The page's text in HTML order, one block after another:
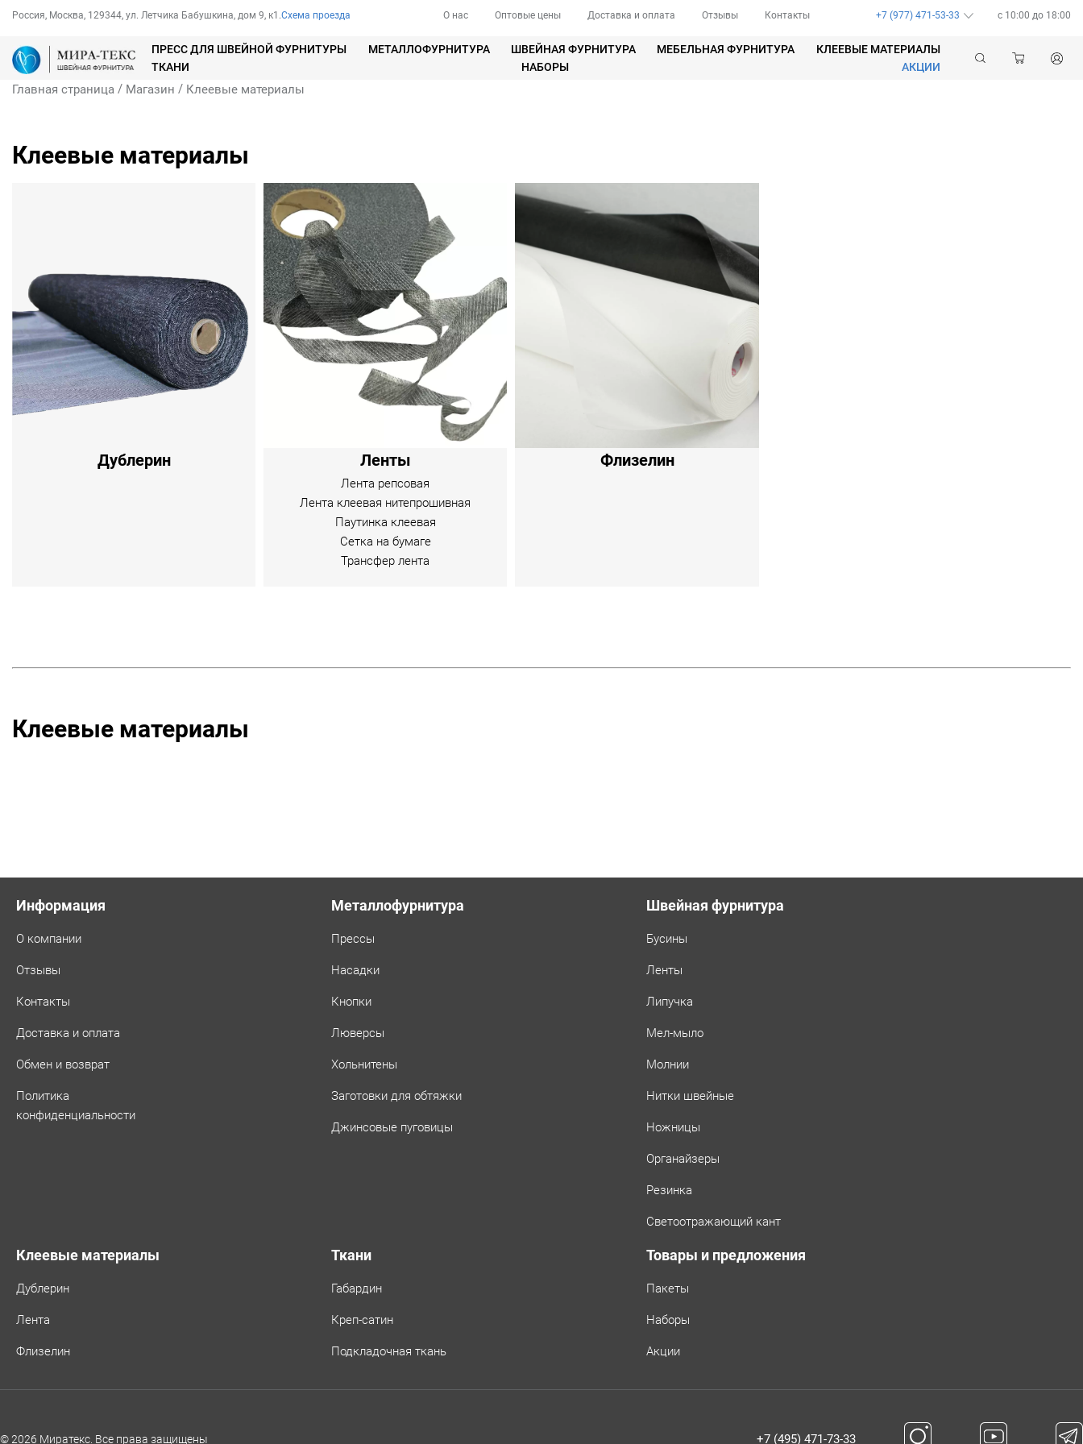
Россия, Москва, 129344, ул. Летчика Бабушкина, дом 9, к1.Схема проезда О нас Оптовые цены Доставка и оплата Отзывы Контакты +7 (977) 471-53-33 c 10:00 до 18:00
ПРЕСС ДЛЯ ШВЕЙНОЙ ФУРНИТУРЫ МЕТАЛЛОФУРНИТУРА ШВЕЙНАЯ ФУРНИТУРА МЕБЕЛЬНАЯ ФУРНИТУРА
КЛЕЕВЫЕ МАТЕРИАЛЫ
ТКАНИ
НАБОРЫ АКЦИИ
Главная страница / Магазин / Клеевые материалы
Клеевые материалы
Дублерин Ленты
Лента репсовая
Лента клеевая нитепрошивная
Паутинка клеевая
Сетка на бумаге
Трансфер лента
Флизелин
Клеевые материалы
Информация
О компании
Отзывы
Контакты
Доставка и оплата
Обмен и возврат
Политика
конфиденциальности
Металлофурнитура
Прессы
Насадки
Кнопки
Люверсы
Хольнитены
Заготовки для обтяжки
Джинсовые пуговицы
Швейная фурнитура
Бусины
Ленты
Липучка
Мел-мыло
Молнии
Нитки швейные
Ножницы
Органайзеры
Резинка
Светоотражающий кант
Клеевые материалы
Дублерин
Лента
Флизелин
Ткани
Габардин
Креп-сатин
Подкладочная ткань
Товары и предложения
Пакеты
Наборы
Акции
© 2026 Миратекс. Все права защищены +7 (495) 471-73-33